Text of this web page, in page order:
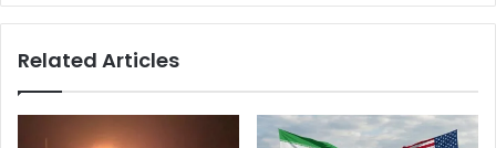
i
z
a
Related Articles